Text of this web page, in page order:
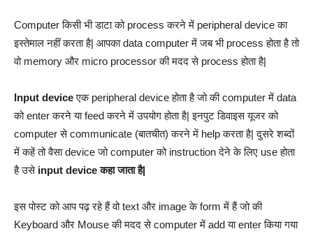
Computer किसी भी डाटा को process करने में peripheral device का
इस्तेमाल नहीं करता है| आपका data computer में जब भी process होता है तो
वो memory और micro processor की मदद से process होता है|
Input deviceएक peripheral device होता है जो की computer में data
को enter करने या feed करने में उपयोग होता है| इनपुट डिवाइस यूजर को
computer से communicate (बातचीत) करने में help करता है| दुसरे शब्दों
में कहें तो वैसा device जो computer को instruction देने के लिए use होता
है उसेinput device कहा जाता है|
इस पोस्ट को आप पढ़ रहे हैं वो text और image के form में हैं जो की
Keyboard और Mouse की मदद से computer में add या enter किया गया